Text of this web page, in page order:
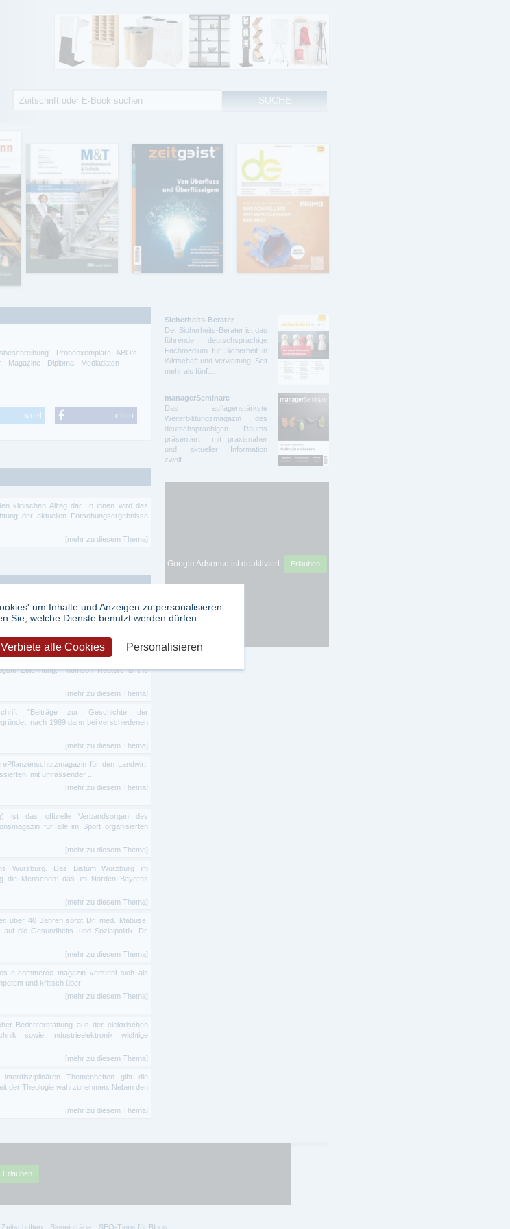
- Probeexemplare -ABO's
Magazine - Diploma - Mediadaten
tweet teilen
klinischen Alltag dar. In ihnen wird das
der aktuellen Forschungsergebnisse
[mehr zu diesem Thema]
für Entscheider und Mitarbeiter in der
und Arzneimittelpolitik, über Unternehmen
[mehr zu diesem Thema]
Zeichnung. Thomson Reuters is the
[mehr zu diesem Thema]
"Beiträge zur Geschichte der
nach 1989 dann bei verschiedenen
[mehr zu diesem Thema]
für den Landwirt,
mit umfassender ...
[mehr zu diesem Thema]
ist das offizielle Verbandsorgan des
für alle im Sport organisierten
[mehr zu diesem Thema]
Würzburg. Das Bistum Würzburg im
die Menschen: das im Norden Bayerns
[mehr zu diesem Thema]
über 40 Jahren sorgt Dr. med. Mabuse,
die Gesundheits- und Sozialpolitik! Dr.
[mehr zu diesem Thema]
e-commerce magazin versteht sich als
und kritisch über ...
[mehr zu diesem Thema]
Berichterstattung aus der elektrischen
sowie Industrieelektronik wichtige
[mehr zu diesem Thema]
Themenheften gibt die
der Theologie wahrzunehmen. Neben den
[mehr zu diesem Thema]
Sicherheits-Berater
Der Sicherheits-Berater ist das
führende deutschsprachige
Fachmedium für Sicherheit in
Wirtschaft und Verwaltung. Seit
mehr als fünf…
managerSeminare
Das auflagenstärkste
Weiterbildungsmagazin des
deutschsprachigen Raums
präsentiert mit praxisnaher
und aktueller Information
zwölf…
Google Adsense ist deaktiviert. Erlauben
Suchformular
Erlauben
Blogeinträge SEO-Tipps für Blogs
um Inhalte und Anzeigen zu personalisieren
Sie, welche Dienste benutzt werden dürfen
Verbiete alle Cookies Personalisieren